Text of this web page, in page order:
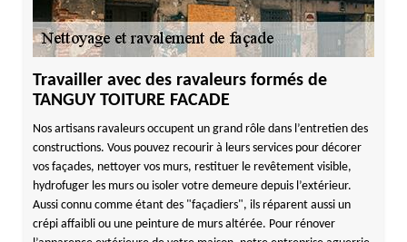
Travailler avec des ravaleurs formés de
TANGUY TOITURE FACADE
Nos artisans ravaleurs occupent un grand rôle dans l’entretien des
constructions. Vous pouvez recourir à leurs services pour décorer
vos façades, nettoyer vos murs, restituer le revêtement visible,
hydrofuger les murs ou isoler votre demeure depuis l’extérieur.
Aussi connu comme étant des "façadiers", ils réparent aussi un
crépi affaibli ou une peinture de murs altérée. Pour rénover